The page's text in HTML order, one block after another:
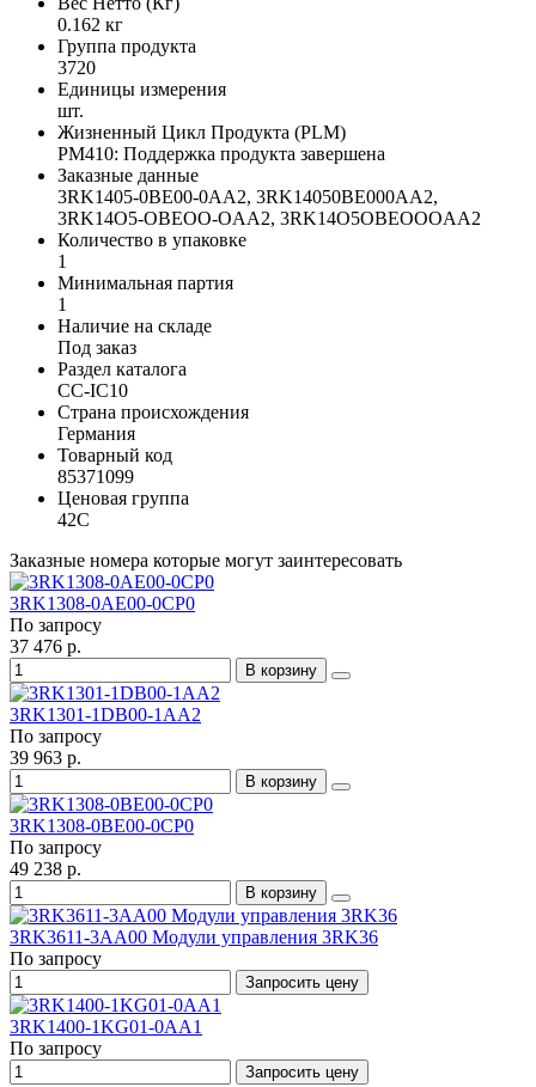
0.162 кг
Группа продукта
3720
Единицы измерения
шт.
Жизненный Цикл Продукта (PLM)
PM410: Поддержка продукта завершена
Заказные данные
3RK1405-0BE00-0AA2, 3RK14050BE000AA2,
3RK14O5-OBEOO-OAA2, 3RK14O5OBEOOOAA2
Количество в упаковке
1
Минимальная партия
1
Наличие на складе
Под заказ
Раздел каталога
CC-IC10
Страна происхождения
Германия
Товарный код
85371099
Ценовая группа
42C
Заказные номера которые могут заинтересовать
3RK1308-0AE00-0CP0
По запросу
37 476 р.
В корзину
3RK1301-1DB00-1AA2
По запросу
39 963 р.
В корзину
3RK1308-0BE00-0CP0
По запросу
49 238 р.
В корзину
3RK3611-3AA00 Модули управления 3RK36
По запросу
Запросить цену
3RK1400-1KG01-0AA1
По запросу
Запросить цену